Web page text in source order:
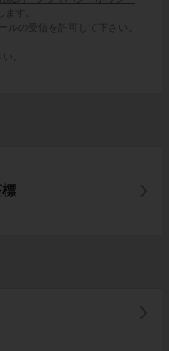
ます。
ルの受信を許可して下さい。
。